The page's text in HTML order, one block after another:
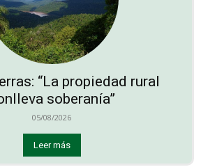
“La propiedad rural
soberanía”
05/08/2026
Leer más